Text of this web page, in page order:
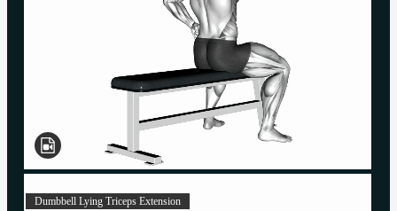
Dumbbell Lying Triceps Extension